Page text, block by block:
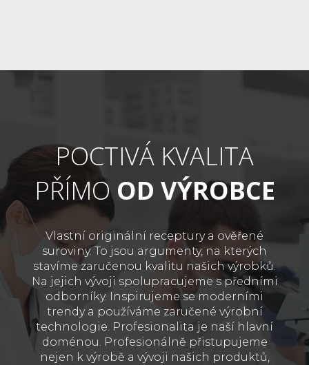
POCTIVÁ KVALITA
PŘÍMOOD VÝROBCE
Vlastní originální receptury a ověřené
suroviny. To jsou argumenty, na kterých
stavíme zaručenou kvalitu našich výrobků.
Na jejich vývoji spolupracujeme s předními
odborníky. Inspirujeme se moderními
trendy a používáme zaručené výrobní
technologie. Profesionalita je naší hlavní
doménou. Profesionálně přistupujeme
nejen k výrobě a vývoji našich produktů,